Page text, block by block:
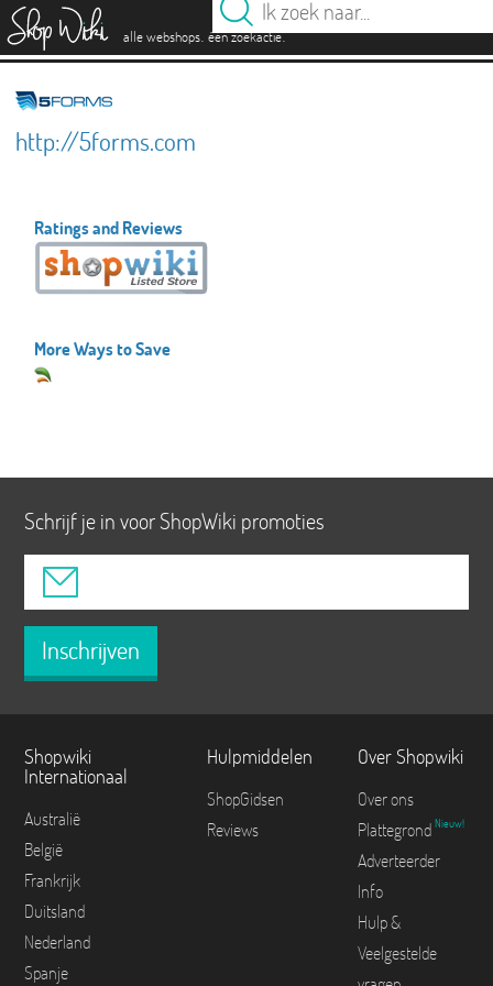
alle webshops. één zoekactie.
http://5forms.com
Ratings and Reviews
More Ways to Save
Schrijf je in voor ShopWiki promoties
Inschrijven
Shopwiki
Internationaal
Australië
België
Frankrijk
Duitsland
Nederland
Spanje
Hulpmiddelen
ShopGidsen
Reviews
Over Shopwiki
Over ons
Plattegrond Nieuw!
Adverteerder
Info
Hulp &
Veelgestelde